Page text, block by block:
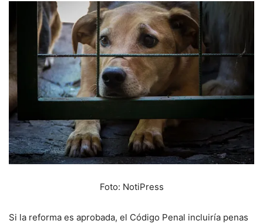
Foto: NotiPress
Si la reforma es aprobada, el Código Penal incluiría penas